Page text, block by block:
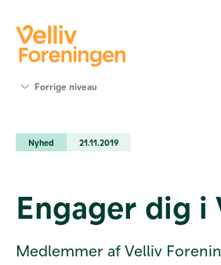
Værktøjer
Foreningen
Kontakt
Forrige niveau
Nyhed 21.11.2019
Engager dig i
Medlemmer af Velliv